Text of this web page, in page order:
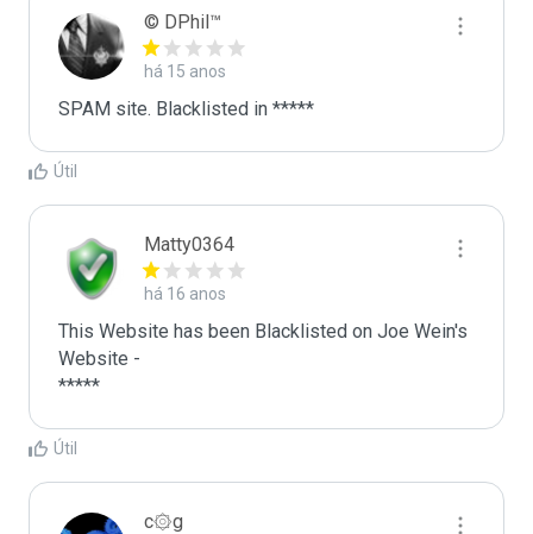
© DPhil™
há 15 anos
SPAM site. Blacklisted in *****
Útil
Matty0364
há 16 anos
This Website has been Blacklisted on Joe Wein's
Website -
*****
Útil
c۞g